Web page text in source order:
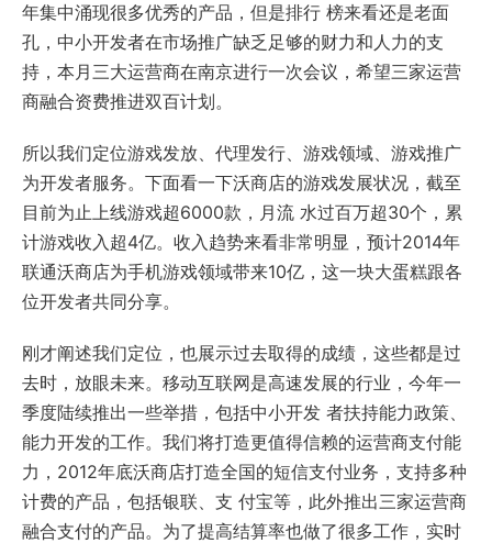
年集中涌现很多优秀的产品，但是排行 榜来看还是老面
孔，中小开发者在市场推广缺乏足够的财力和人力的支
持，本月三大运营商在南京进行一次会议，希望三家运营
商融合资费推进双百计划。
所以我们定位游戏发放、代理发行、游戏领域、游戏推广
为开发者服务。下面看一下沃商店的游戏发展状况，截至
目前为止上线游戏超6000款，月流 水过百万超30个，累
计游戏收入超4亿。收入趋势来看非常明显，预计2014年
联通沃商店为手机游戏领域带来10亿，这一块大蛋糕跟各
位开发者共同分享。
刚才阐述我们定位，也展示过去取得的成绩，这些都是过
去时，放眼未来。移动互联网是高速发展的行业，今年一
季度陆续推出一些举措，包括中小开发 者扶持能力政策、
能力开发的工作。我们将打造更值得信赖的运营商支付能
力，2012年底沃商店打造全国的短信支付业务，支持多种
计费的产品，包括银联、支 付宝等，此外推出三家运营商
融合支付的产品。为了提高结算率也做了很多工作，实时